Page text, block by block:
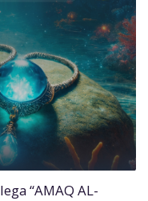
“AMAQ AL-